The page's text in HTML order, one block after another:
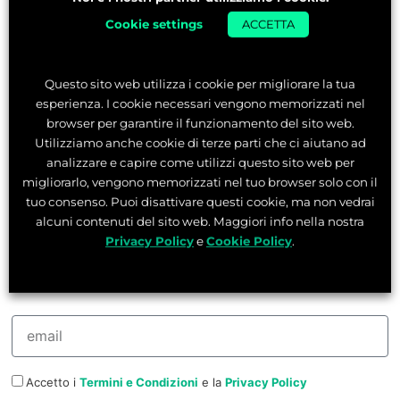
Non sai quale Master
scegliere?
Prova la nostra consulenza di carriera
immediata e gratuita:scopri i lavori più adatti
a te, gli stipendi e il nostro Master migliore
Accetto iTermini e Condizioni e laPrivacy Policy
Cookie settings
ACCETTA
Questo sito web utilizza i cookie per migliorare la tua
esperienza. I cookie necessari vengono memorizzati nel
browser per garantire il funzionamento del sito web.
Utilizziamo anche cookie di terze parti che ci aiutano ad
analizzare e capire come utilizzi questo sito web per
migliorarlo, vengono memorizzati nel tuo browser solo con il
tuo consenso. Puoi disattivare questi cookie, ma non vedrai
alcuni contenuti del sito web. Maggiori info nella nostra
Privacy PolicyeCookie Policy.